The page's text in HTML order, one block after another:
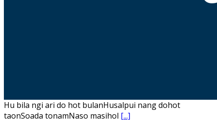
Hu bila ngi ari do hot bulanHusalpui nang dohot
taonSoada tonamNaso masihol [...]